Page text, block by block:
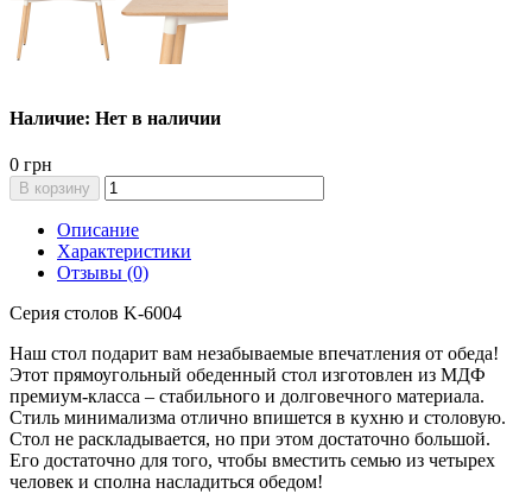
Наличие: Нет в наличии
0 грн
В корзину
Описание
Характеристики
Отзывы (0)
Серия столов K-6004
Наш стол подарит вам незабываемые впечатления от обеда!
Этот прямоугольный обеденный стол изготовлен из МДФ
премиум-класса – стабильного и долговечного материала.
Стиль минимализма отлично впишется в кухню и столовую.
Стол не раскладывается, но при этом достаточно большой.
Его достаточно для того, чтобы вместить семью из четырех
человек и сполна насладиться обедом!